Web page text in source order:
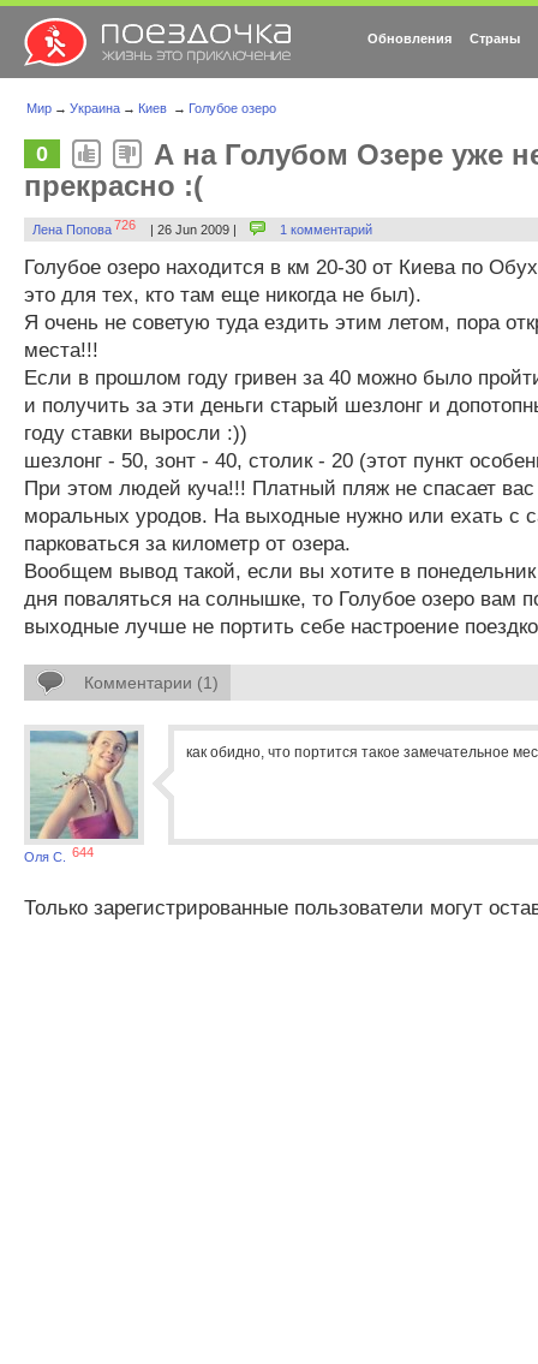
Обновления Страны
Мир → Украина → Киев → Голубое озеро
0
А на Голубом Озере уже
прекрасно :(
Лена Попова726 | 26 Jun 2009 | 1 комментарий
Голубое озеро находится в км 20-30 от Киева по
это для тех, кто там еще никогда не был).
Я очень не советую туда ездить этим летом, пора
места!!!
Если в прошлом году гривен за 40 можно было
и получить за эти деньги старый шезлонг и
году ставки выросли :))
шезлонг - 50, зонт - 40, столик - 20 (этот пункт
При этом людей куча!!! Платный пляж не спасает
моральных уродов. На выходные нужно или ехать с
парковаться за километр от озера.
Вообщем вывод такой, если вы хотите в
дня поваляться на солнышке, то Голубое озеро вам
выходные лучше не портить себе настроение
Комментарии (1)
Оля С. 644
как обидно, что портится такое замечательное
Только зарегистрированные пользователи могут